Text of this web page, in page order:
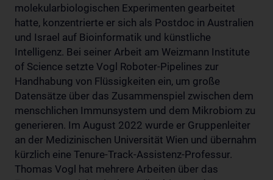
molekularbiologischen Experimenten gearbeitet
hatte, konzentrierte er sich als Postdoc in Australien
und Israel auf Bioinformatik und künstliche
Intelligenz. Bei seiner Arbeit am Weizmann Institute
of Science setzte Vogl Roboter-Pipelines zur
Handhabung von Flüssigkeiten ein, um große
Datensätze über das Zusammenspiel zwischen dem
menschlichen Immunsystem und dem Mikrobiom zu
generieren. Im August 2022 wurde er Gruppenleiter
an der Medizinischen Universität Wien und übernahm
kürzlich eine Tenure-Track-Assistenz-Professur.
Thomas Vogl hat mehrere Arbeiten über das